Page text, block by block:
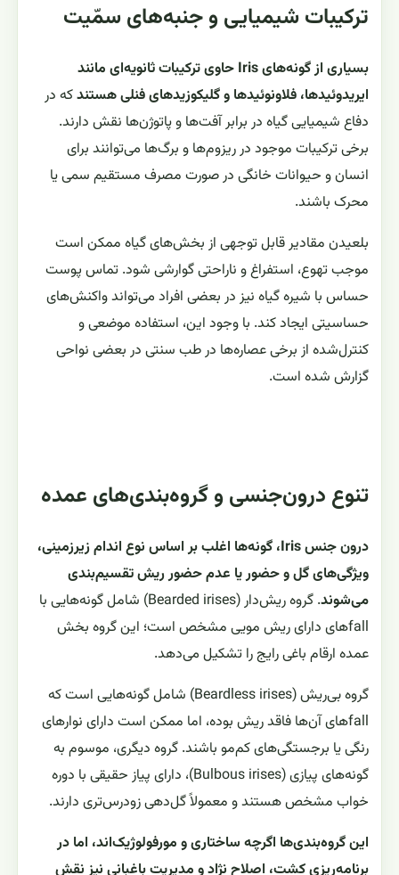
ترکیبات شیمیایی و جنبه‌های سمّیت
بسیاری از گونه‌های Iris حاوی ترکیبات ثانویه‌ای مانند
ایریدوئیدها، فلاونوئیدها و گلیکوزیدهای فنلی هستندکه در
دفاع شیمیایی گیاه در برابر آفت‌ها و پاتوژن‌ها نقش دارند.
برخی ترکیبات موجود در ریزوم‌ها و برگ‌ها می‌توانند برای
انسان و حیوانات خانگی در صورت مصرف مستقیم سمی یا
محرک باشند.
بلعیدن مقادیر قابل توجهی از بخش‌های گیاه ممکن است
موجب تهوع، استفراغ و ناراحتی گوارشی شود. تماس پوست
حساس با شیره گیاه نیز در بعضی افراد می‌تواند واکنش‌های
حساسیتی ایجاد کند. با وجود این، استفاده موضعی و
کنترل‌شده از برخی عصاره‌ها در طب سنتی در بعضی نواحی
گزارش شده است.
تنوع درون‌جنسی و گروه‌بندی‌های عمده
درون جنس Iris، گونه‌ها اغلب بر اساس نوع اندام زیرزمینی،
ویژگی‌های گل و حضور یا عدم حضور ریش تقسیم‌بندی
می‌شوند
. گروه ریش‌دار (Bearded irises) شامل گونه‌هایی با
fallهای دارای ریش مویی مشخص است؛ این گروه بخش
عمده ارقام باغی رایج را تشکیل می‌دهد.
گروه بی‌ریش (Beardless irises) شامل گونه‌هایی است که
fallهای آن‌ها فاقد ریش بوده، اما ممکن است دارای نوارهای
رنگی یا برجستگی‌های کم‌مو باشند. گروه دیگری، موسوم به
گونه‌های پیازی (Bulbous irises)، دارای پیاز حقیقی با دوره
خواب مشخص هستند و معمولاً گل‌دهی زودرس‌تری دارند.
این گروه‌بندی‌ها اگرچه ساختاری و مورفولوژیک‌اند، اما در
برنامه‌ریزی کشت، اصلاح نژاد و مدیریت باغبانی نیز نقش